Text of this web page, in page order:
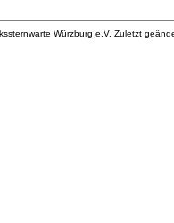
Würzburg e.V. Zuletzt